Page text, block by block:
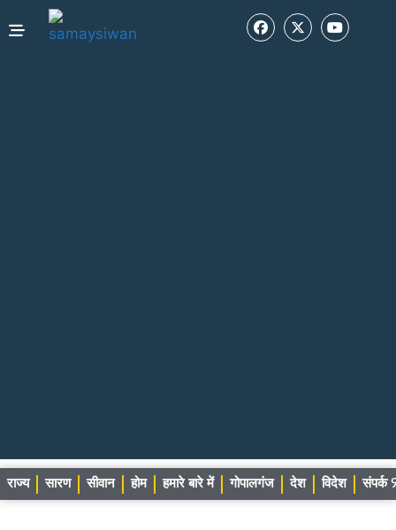
राज्य सारण सीवान होम हमारे बारे में गोपालगंज देश विदेश संपर्क